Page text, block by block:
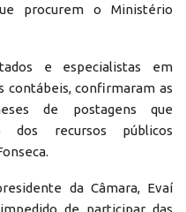
procurem o Ministério
e especialistas em
contábeis, confirmaram as
de postagens que
dos recursos públicos
da Câmara, Evaí
de participar das